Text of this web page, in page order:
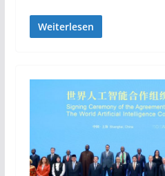
Weiterlesen